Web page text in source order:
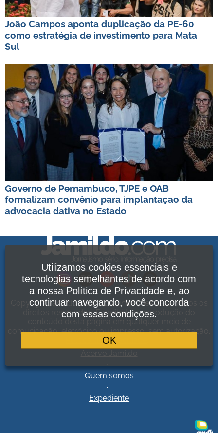
João Campos aponta duplicação da PE-60
como estratégia de investimento para Mata
Sul
Governo de Pernambuco, TJPE e OAB
formalizam convênio para implantação da
advocacia dativa no Estado
Copyright Jamildo Melo Comunicações Ltda. Todos os
direitos reservados. É proibida a reprodução do
conteúdo desta página em qualquer meio de
comunicação, eletrônico ou impresso, sem autorização.
Política de Privacidade
Quem somos
.
Expediente
.
Utilizamos cookies essenciais e
tecnologias semelhantes de acordo com
a nossa Política de Privacidadee, ao
continuar navegando, você concorda
com essas condições.
OK